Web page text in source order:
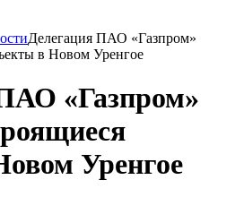
Делегация ПАО «Газпром»
в Новом Уренгое
«Газпром»
Уренгое